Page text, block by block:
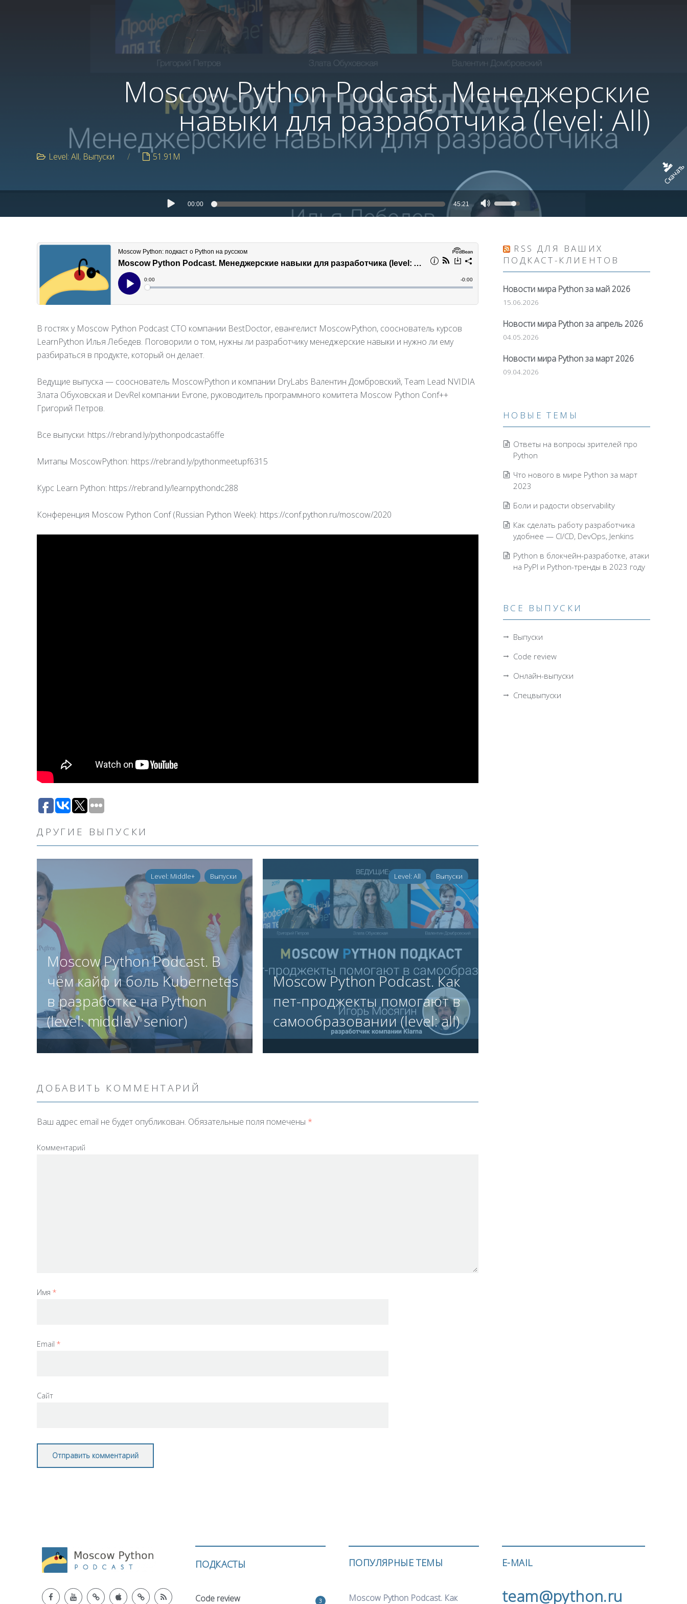
Moscow Python Podcast. Менеджерские
навыки для разработчика (level: All)
Level: All Выпуски 51.91M
Скачать
Аудиоплеер
00:00 45:21
Используйте
чтобы
увеличить
уменьшить
громкость.
В гостях у Moscow Python Podcast CTO компании BestDoctor, евангелист MoscowPython, сооснователь курсов
LearnPython Илья Лебедев. Поговорили о том, нужны ли разработчику менеджерские навыки и нужно ли ему
разбираться в продукте, который он делает.
Ведущие выпуска — сооснователь MoscowPython и компании DryLabs Валентин Домбровский, Team Lead NVIDIA
Злата Обуховская и DevRel компании Evrone, руководитель программного комитета Moscow Python Conf++
Григорий Петров.
Все выпуски: https://rebrand.ly/pythonpodcasta6ffe
Митапы MoscowPython: https://rebrand.ly/pythonmeetupf6315
Курс Learn Python: https://rebrand.ly/learnpythondc288
Конференция Moscow Python Conf (Russian Python Week): https://conf.python.ru/moscow/2020
ДРУГИЕ ВЫПУСКИ
Level: Middle+ Выпуски
Moscow Python Podcast. В
чём кайф и боль Kubernetes
в разработке на Python
(level: middle / senior)
Level: All Выпуски
Moscow Python Podcast. Как
пет-проджекты помогают в
самообразовании (level: all)
ДОБАВИТЬ КОММЕНТАРИЙ
Ваш адрес email не будет опубликован. Обязательные поля помечены *
Комментарий
Имя *
Email *
Сайт
RSS ДЛЯ ВАШИХ
ПОДКАСТ-КЛИЕНТОВ
Новости мира Python за май 2026
15.06.2026
Новости мира Python за апрель 2026
04.05.2026
Новости мира Python за март 2026
09.04.2026
НОВЫЕ ТЕМЫ
Ответы на вопросы зрителей про
Python
Что нового в мире Python за март
2023
Боли и радости observability
Как сделать работу разработчика
удобнее — CI/CD, DevOps, Jenkins
Python в блокчейн-разработке, атаки
на PyPI и Python-тренды в 2023 году
ВСЕ ВЫПУСКИ
Выпуски
Code review
Онлайн-выпуски
Спецвыпуски
ПОДКАСТЫ
Code review 3
ПОПУЛЯРНЫЕ ТЕМЫ
Moscow Python Podcast. Как
E-MAIL
team@python.ru